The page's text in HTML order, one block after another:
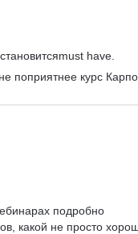
have.
поприятнее курс
подробно
какой не просто